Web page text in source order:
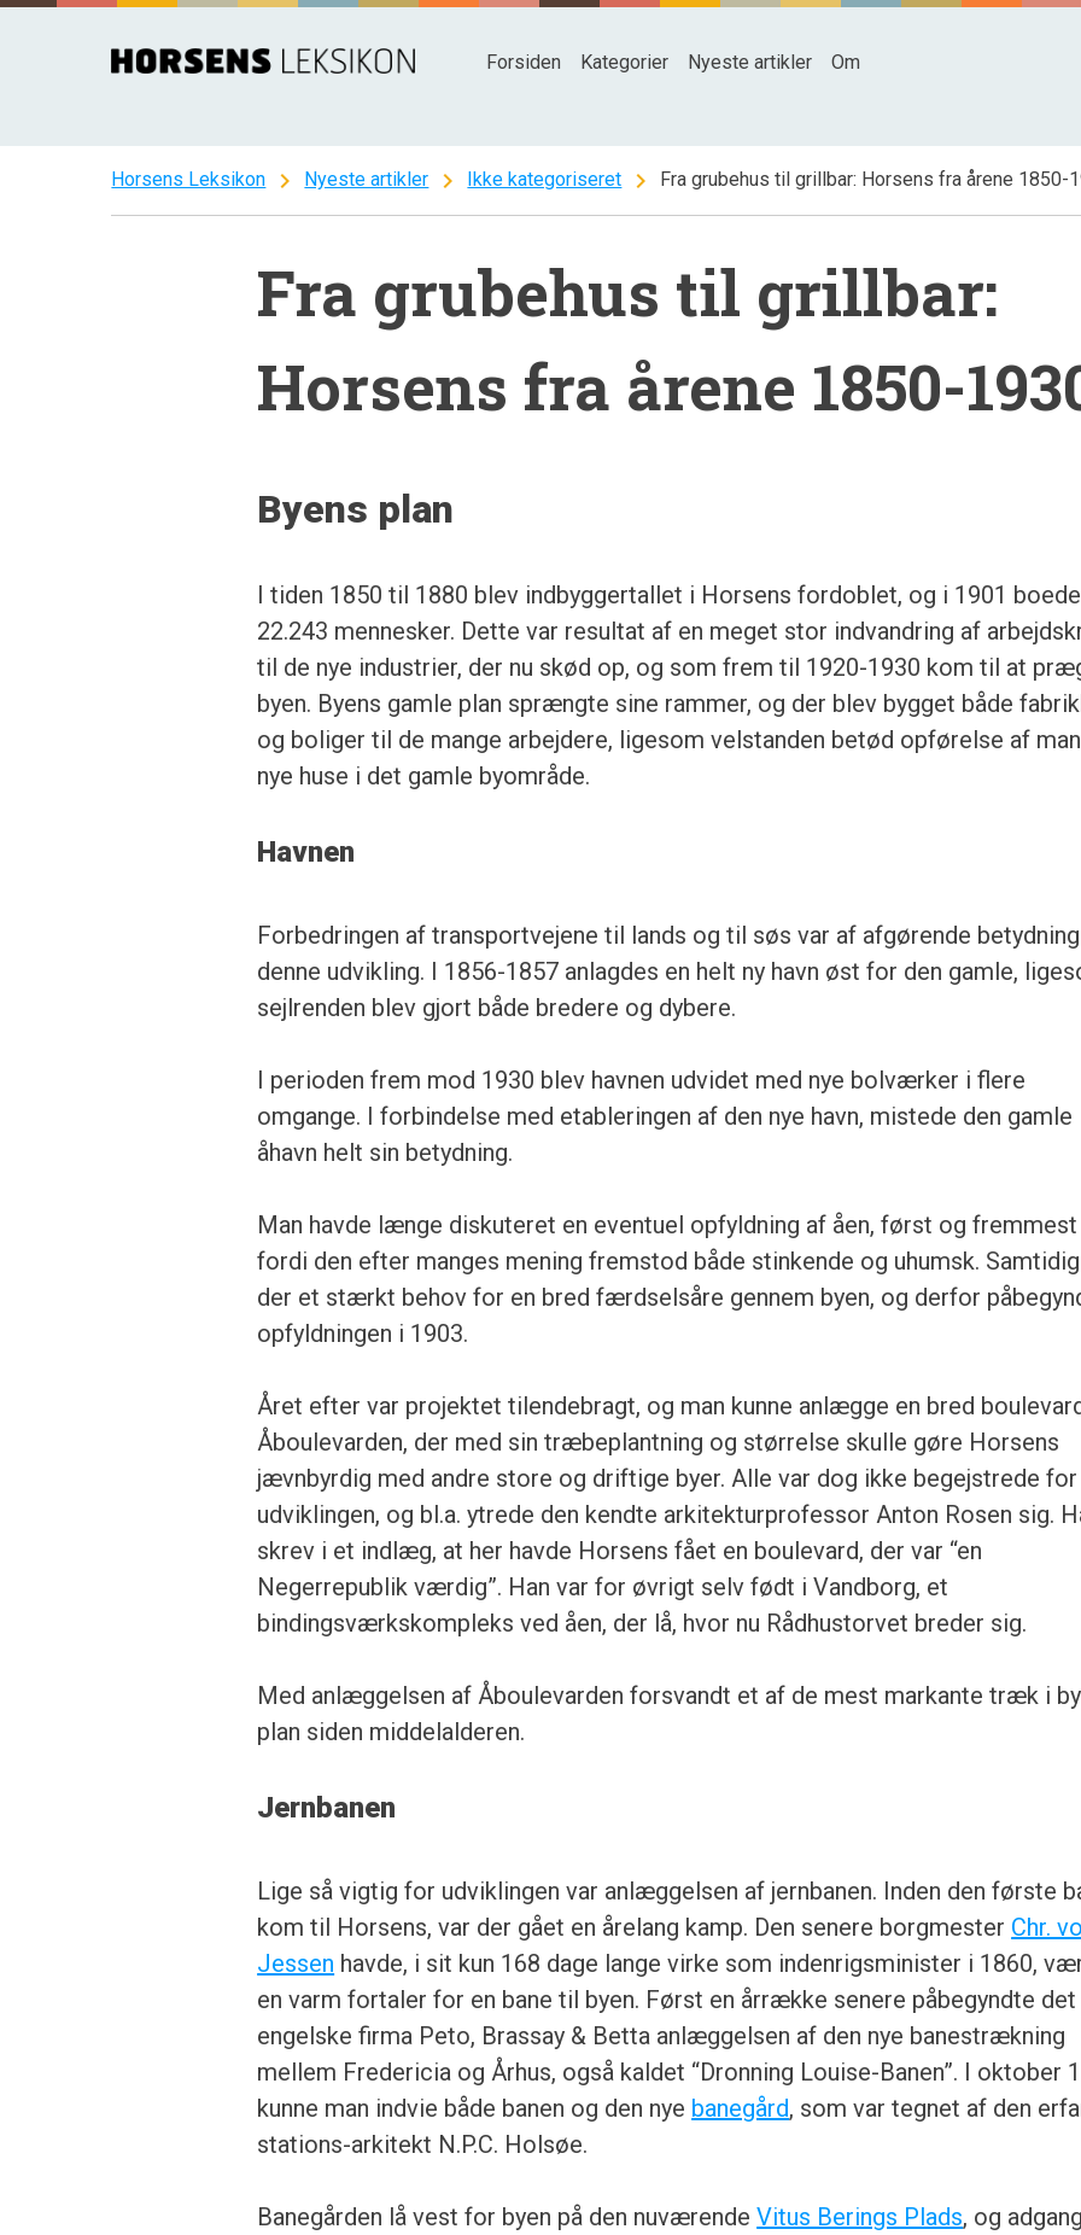
Spring
Forsiden Kategorier Nyeste artikler Om
Horsens Leksikon chevron_right Nyeste artikler chevron_right Ikke kategoriseret chevron_right Fra grubehus til grillbar: Horsens fra årene 1850-
Fra grubehus til grillbar:
Horsens fra årene 1850-
Byens plan
I tiden 1850 til 1880 blev indbyggertallet i Horsens fordoblet, og i 1901
22.243 mennesker. Dette var resultat af en meget stor indvandring af
til de nye industrier, der nu skød op, og som frem til 1920-1930 kom til at
byen. Byens gamle plan sprængte sine rammer, og der blev bygget både
og boliger til de mange arbejdere, ligesom velstanden betød opførelse af
nye huse i det gamle byområde.
Havnen
Forbedringen af transportvejene til lands og til søs var af afgørende
denne udvikling. I 1856-1857 anlagdes en helt ny havn øst for den gamle,
sejlrenden blev gjort både bredere og dybere.
I perioden frem mod 1930 blev havnen udvidet med nye bolværker i flere
omgange. I forbindelse med etableringen af den nye havn, mistede den gamle
åhavn helt sin betydning.
Man havde længe diskuteret en eventuel opfyldning af åen, først og fremmest
fordi den efter manges mening fremstod både stinkende og uhumsk.
der et stærkt behov for en bred færdselsåre gennem byen, og derfor
opfyldningen i 1903.
Året efter var projektet tilendebragt, og man kunne anlægge en bred
Åboulevarden, der med sin træbeplantning og størrelse skulle gøre Horsens
jævnbyrdig med andre store og driftige byer. Alle var dog ikke begejstrede for
udviklingen, og bl.a. ytrede den kendte arkitekturprofessor Anton Rosen sig.
skrev i et indlæg, at her havde Horsens fået en boulevard, der var “en
Negerrepublik værdig”. Han var for øvrigt selv født i Vandborg, et
bindingsværkskompleks ved åen, der lå, hvor nu Rådhustorvet breder sig.
Med anlæggelsen af Åboulevarden forsvandt et af de mest markante træk i
plan siden middelalderen.
Jernbanen
Lige så vigtig for udviklingen var anlæggelsen af jernbanen. Inden den første
kom til Horsens, var der gået en årelang kamp. Den senere borgmester Chr.
Jessen havde, i sit kun 168 dage lange virke som indenrigsminister i 1860,
en varm fortaler for en bane til byen. Først en årrække senere påbegyndte det
engelske firma Peto, Brassay & Betta anlæggelsen af den nye banestrækning
mellem Fredericia og Århus, også kaldet “Dronning Louise-Banen”. I oktober
kunne man indvie både banen og den nye banegård, som var tegnet af den
stations-arkitekt N.P.C. Holsøe.
Banegården lå vest for byen på den nuværendeVitus Berings Plads, og